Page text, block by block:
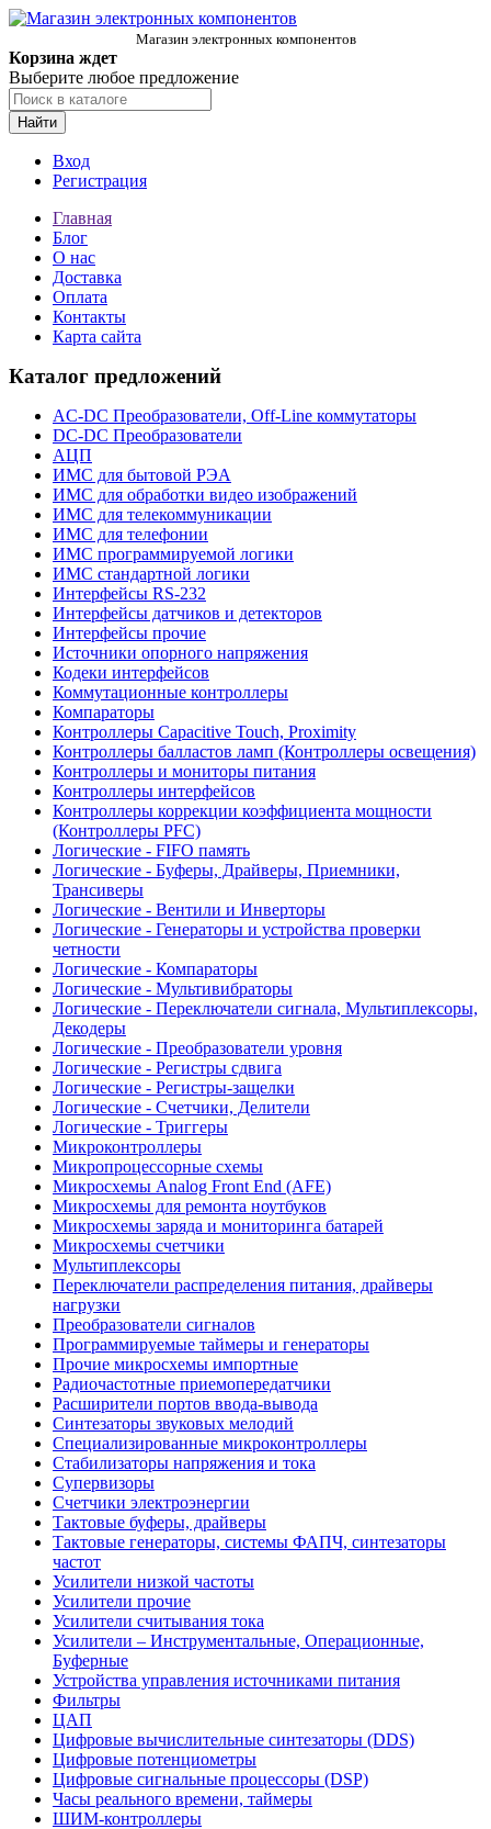
Магазин электронных компонентов
Корзина ждет
Выберите любое предложение
Найти
Вход
Регистрация
Главная
Блог
О нас
Доставка
Оплата
Контакты
Карта сайта
Каталог предложений
AC-DC Преобразователи, Off-Line коммутаторы
DC-DC Преобразователи
АЦП
ИМС для бытовой РЭА
ИМС для обработки видео изображений
ИМС для телекоммуникации
ИМС для телефонии
ИМС программируемой логики
ИМС стандартной логики
Интерфейсы RS-232
Интерфейсы датчиков и детекторов
Интерфейсы прочие
Источники опорного напряжения
Кодеки интерфейсов
Коммутационные контроллеры
Компараторы
Контроллеры Capacitive Touch, Proximity
Контроллеры балластов ламп (Контроллеры освещения)
Контроллеры и мониторы питания
Контроллеры интерфейсов
Контроллеры коррекции коэффициента мощности
(Контроллеры PFC)
Логические - FIFO память
Логические - Буферы, Драйверы, Приемники,
Трансиверы
Логические - Вентили и Инверторы
Логические - Генераторы и устройства проверки
четности
Логические - Компараторы
Логические - Мультивибраторы
Логические - Переключатели сигнала, Мультиплексоры,
Декодеры
Логические - Преобразователи уровня
Логические - Регистры сдвига
Логические - Регистры-защелки
Логические - Счетчики, Делители
Логические - Триггеры
Микроконтроллеры
Микропроцессорные схемы
Микросхемы Analog Front End (AFE)
Микросхемы для ремонта ноутбуков
Микросхемы заряда и мониторинга батарей
Микросхемы счетчики
Мультиплексоры
Переключатели распределения питания, драйверы
нагрузки
Преобразователи сигналов
Программируемые таймеры и генераторы
Прочие микросхемы импортные
Радиочастотные приемопередатчики
Расширители портов ввода-вывода
Синтезаторы звуковых мелодий
Специализированные микроконтроллеры
Стабилизаторы напряжения и тока
Супервизоры
Счетчики электроэнергии
Тактовые буферы, драйверы
Тактовые генераторы, системы ФАПЧ, синтезаторы
частот
Усилители низкой частоты
Усилители прочие
Усилители считывания тока
Усилители – Инструментальные, Операционные,
Буферные
Устройства управления источниками питания
Фильтры
ЦАП
Цифровые вычислительные синтезаторы (DDS)
Цифровые потенциометры
Цифровые сигнальные процессоры (DSP)
Часы реального времени, таймеры
ШИМ-контроллеры